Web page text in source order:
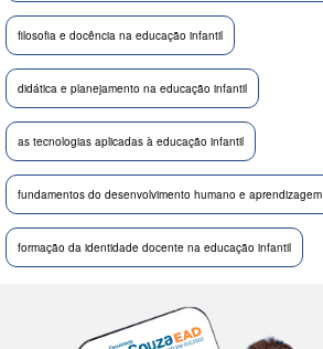
filosofia e docência na educação infantil
didática e planejamento na educação infantil
as tecnologias aplicadas à educação infantil
fundamentos do desenvolvimento humano e aprendizagem
formação da identidade docente na educação infantil